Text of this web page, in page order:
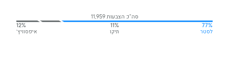
סה"כ הצבעות 11,959
77%
לסטר
11%
תיקו
12%
איפסוויץ'